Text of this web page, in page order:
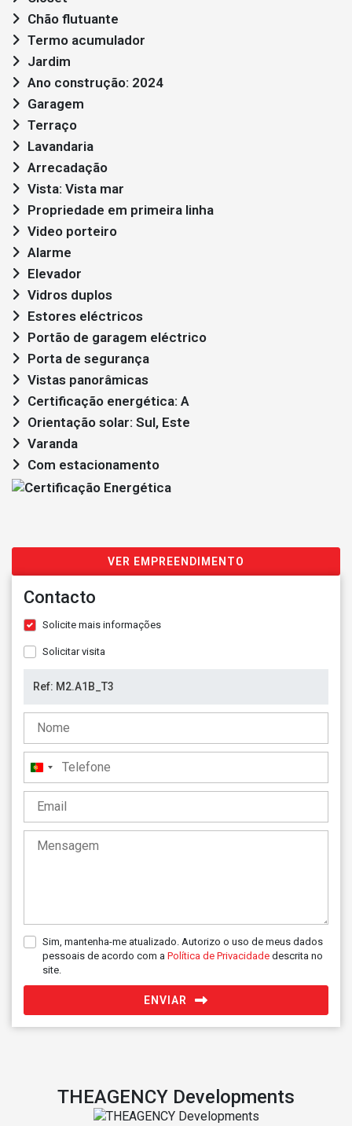
Chão flutuante
Termo acumulador
Jardim
Ano construção: 2024
Garagem
Terraço
Lavandaria
Arrecadação
Vista: Vista mar
Propriedade em primeira linha
Video porteiro
Alarme
Elevador
Vidros duplos
Estores eléctricos
Portão de garagem eléctrico
Porta de segurança
Vistas panorâmicas
Certificação energética: A
Orientação solar: Sul, Este
Varanda
Com estacionamento
VER EMPREENDIMENTO
Contacto
Solicite mais informações
Solicitar visita
Portugal
+351
Sim, mantenha-me atualizado. Autorizo o uso de meus dados
pessoais de acordo com a Política de Privacidade descrita no
site.
ENVIAR
THEAGENCY Developments